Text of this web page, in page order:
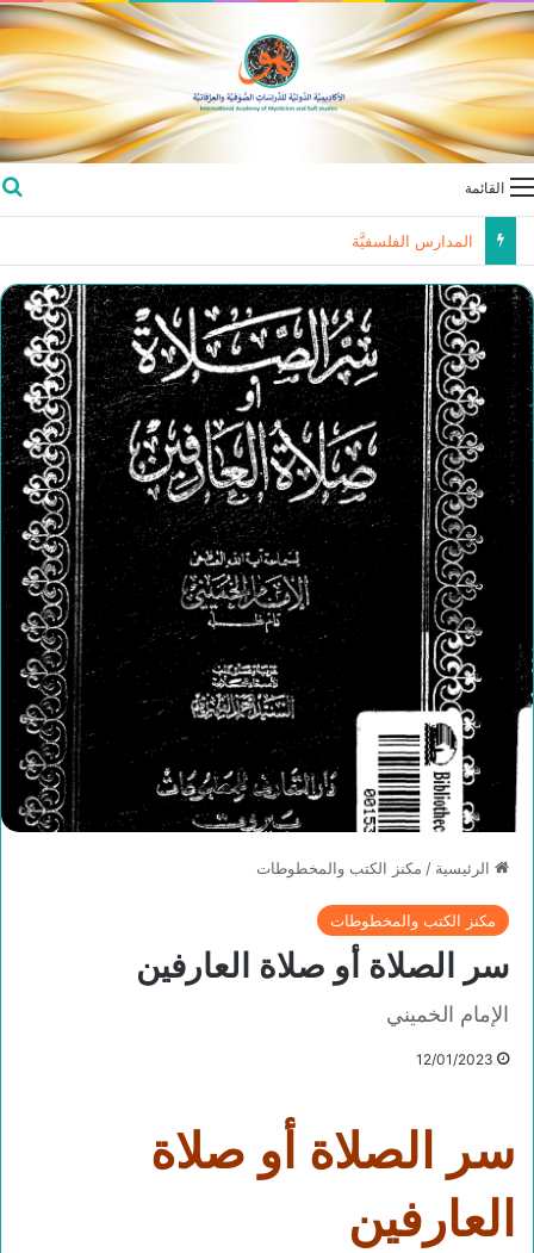
القائمة
المدارس الفلسفيَّة
الرئيسية / مكنز الكتب والمخطوطات
مكنز الكتب والمخطوطات
سر الصلاة أو صلاة العارفين
الإمام الخميني
12/01/2023
سر الصلاة أو صلاة
العارفين